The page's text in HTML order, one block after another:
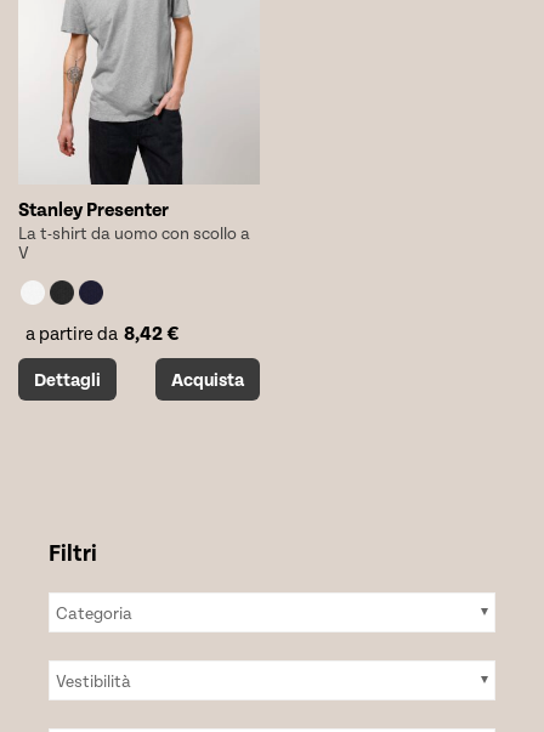
Stanley Presenter
La t-shirt da uomo con scollo a
V
a partire da 8,42€
Dettagli Acquista
Questo
prodotto
possono
prodotto
Categoria
Vestibilità